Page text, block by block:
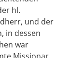
hl.
und der
in dessen
war